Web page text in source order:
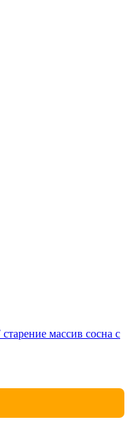
массив сосна с